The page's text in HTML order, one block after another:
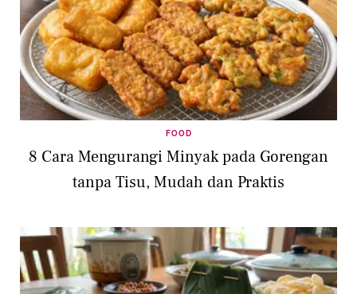
FOOD
8 Cara Mengurangi Minyak pada Gorengan
tanpa Tisu, Mudah dan Praktis